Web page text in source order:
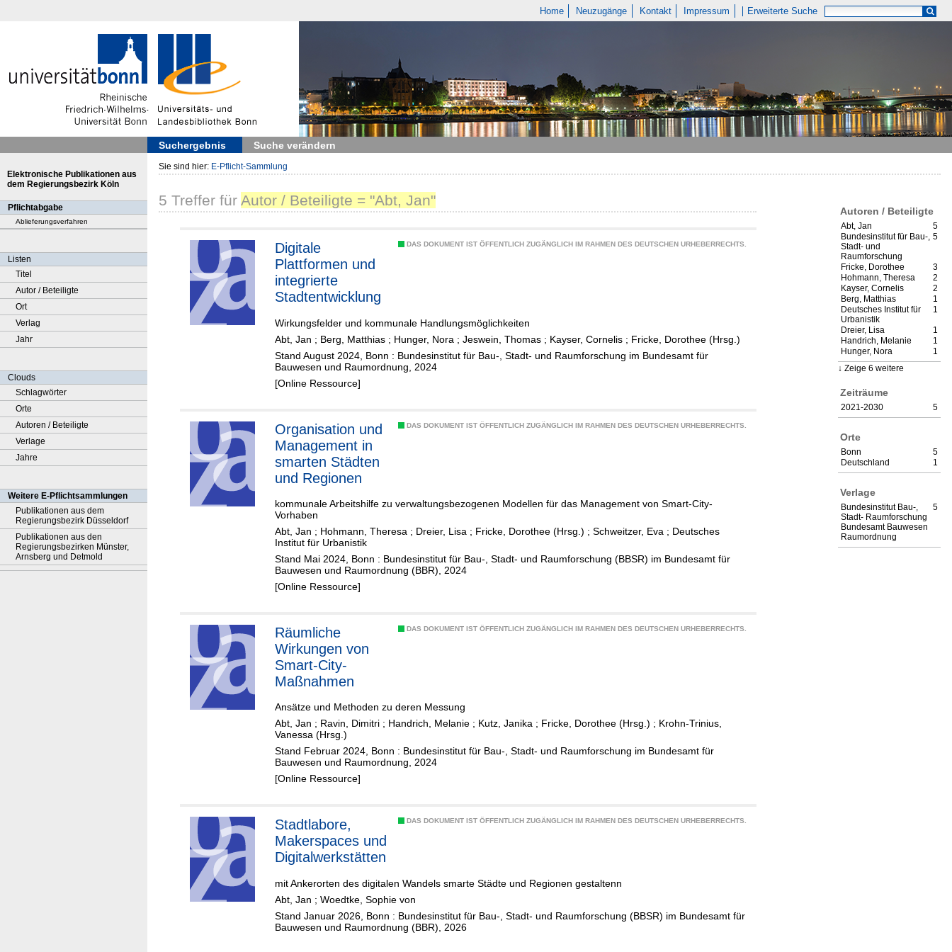
Home Neuzugänge Kontakt Impressum Erweiterte Suche
Suchergebnis Suche verändern
Elektronische Publikationen aus
dem Regierungsbezirk Köln
Pflichtabgabe
Ablieferungsverfahren
Listen
Titel
Autor / Beteiligte
Ort
Verlag
Jahr
Clouds
Schlagwörter
Orte
Autoren / Beteiligte
Verlage
Jahre
Weitere E-Pflichtsammlungen
Publikationen aus dem
Regierungsbezirk Düsseldorf
Publikationen aus den
Regierungsbezirken Münster,
Arnsberg und Detmold
Sie sind hier: E-Pflicht-Sammlung
Autoren / Beteiligte
5
Abt, Jan
5
Bundesinstitut für Bau-,
Stadt- und
Raumforschung
3
Fricke, Dorothee
2
Hohmann, Theresa
2
Kayser, Cornelis
1
Berg, Matthias
1
Deutsches Institut für
Urbanistik
1
Dreier, Lisa
1
Handrich, Melanie
1
Hunger, Nora
Zeige 6 weitere
Zeiträume
5
2021-2030
Orte
5
Bonn
1
Deutschland
Verlage
5
Bundesinstitut Bau-,
Stadt- Raumforschung
Bundesamt Bauwesen
Raumordnung
5 Treffer für Autor / Beteiligte = "Abt, Jan"
DAS DOKUMENT IST ÖFFENTLICH ZUGÄNGLICH IM RAHMEN DES DEUTSCHEN URHEBERRECHTS.
Digitale
Plattformen und
integrierte
Stadtentwicklung
Wirkungsfelder und kommunale Handlungsmöglichkeiten
Abt, Jan ; Berg, Matthias ; Hunger, Nora ; Jeswein, Thomas ; Kayser, Cornelis ; Fricke, Dorothee (Hrsg.)
Stand August 2024, Bonn : Bundesinstitut für Bau-, Stadt- und Raumforschung im Bundesamt für
Bauwesen und Raumordnung, 2024
[Online Ressource]
DAS DOKUMENT IST ÖFFENTLICH ZUGÄNGLICH IM RAHMEN DES DEUTSCHEN URHEBERRECHTS.
Organisation und
Management in
smarten Städten
und Regionen
kommunale Arbeitshilfe zu verwaltungsbezogenen Modellen für das Management von Smart-City-
Vorhaben
Abt, Jan ; Hohmann, Theresa ; Dreier, Lisa ; Fricke, Dorothee (Hrsg.) ; Schweitzer, Eva ; Deutsches
Institut für Urbanistik
Stand Mai 2024, Bonn : Bundesinstitut für Bau-, Stadt- und Raumforschung (BBSR) im Bundesamt für
Bauwesen und Raumordnung (BBR), 2024
[Online Ressource]
DAS DOKUMENT IST ÖFFENTLICH ZUGÄNGLICH IM RAHMEN DES DEUTSCHEN URHEBERRECHTS.
Räumliche
Wirkungen von
Smart-City-
Maßnahmen
Ansätze und Methoden zu deren Messung
Abt, Jan ; Ravin, Dimitri ; Handrich, Melanie ; Kutz, Janika ; Fricke, Dorothee (Hrsg.) ; Krohn-Trinius,
Vanessa (Hrsg.)
Stand Februar 2024, Bonn : Bundesinstitut für Bau-, Stadt- und Raumforschung im Bundesamt für
Bauwesen und Raumordnung, 2024
[Online Ressource]
DAS DOKUMENT IST ÖFFENTLICH ZUGÄNGLICH IM RAHMEN DES DEUTSCHEN URHEBERRECHTS.
Stadtlabore,
Makerspaces und
Digitalwerkstätten
mit Ankerorten des digitalen Wandels smarte Städte und Regionen gestaltenn
Abt, Jan ; Woedtke, Sophie von
Stand Januar 2026, Bonn : Bundesinstitut für Bau-, Stadt- und Raumforschung (BBSR) im Bundesamt für
Bauwesen und Raumordnung (BBR), 2026